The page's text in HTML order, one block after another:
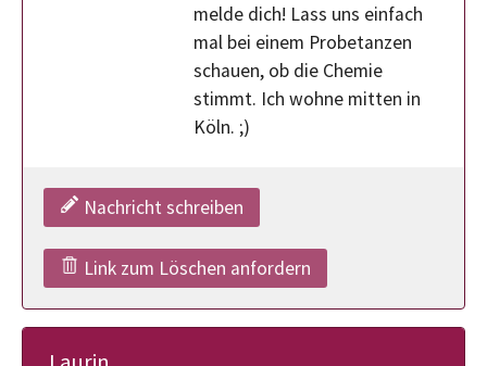
melde dich! Lass uns einfach
mal bei einem Probetanzen
schauen, ob die Chemie
stimmt. Ich wohne mitten in
Köln. ;)
Nachricht schreiben
Link zum Löschen anfordern